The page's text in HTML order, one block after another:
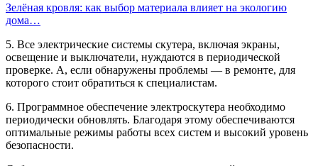
Зелёная кровля: как выбор материала влияет на экологию
дома…
5. Все электрические системы скутера, включая экраны,
освещение и выключатели, нуждаются в периодической
проверке. А, если обнаружены проблемы — в ремонте, для
которого стоит обратиться к специалистам.
6. Программное обеспечение электроскутера необходимо
периодически обновлять. Благодаря этому обеспечиваются
оптимальные режимы работы всех систем и высокий уровень
безопасности.